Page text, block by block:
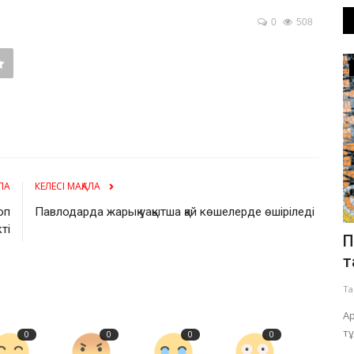
0 508
КЕЛЕСІ МАҚАЛА
Павлодарда жарық уақытша қай көшелерде өшіріледі
0 0 0 0
нақтылап алған жөн.